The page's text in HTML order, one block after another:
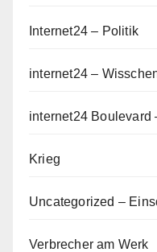
Internet24 – Politik
internet24 –
internet24 Boulevard
Krieg
Uncategorized –
Verbrecher am Werk